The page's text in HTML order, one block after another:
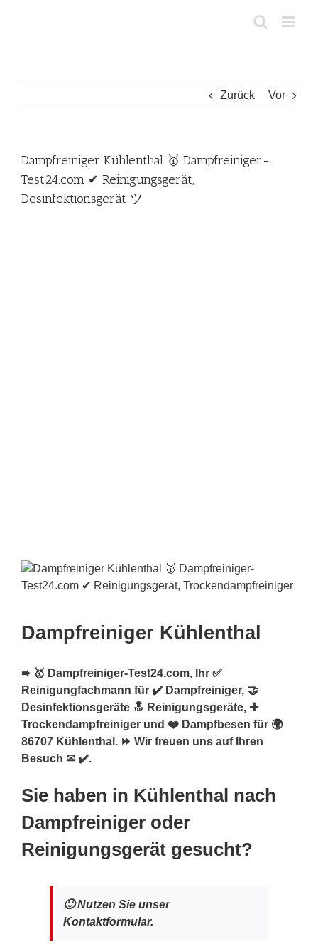
Zurück Vor
Dampfreiniger Kühlenthal 🥇 Dampfreiniger-
Test24.com ✔ Reinigungsgerät,
Desinfektionsgerät ツ
Dampfreiniger Kühlenthal
➨ 🥇 Dampfreiniger-Test24.com, Ihr ✅
Reinigungfachmann für ✔️ Dampfreiniger, 🤝
Desinfektionsgeräte 🔝 Reinigungsgeräte, ✚
Trockendampfreiniger und ❤️ Dampfbesen für 🌍
86707 Kühlenthal. ⏩ Wir freuen uns auf Ihren
Besuch ✉ ✔️.
Sie haben in Kühlenthal nach
Dampfreiniger oder
Reinigungsgerät gesucht?
🙂 Nutzen Sie unser
Kontaktformular.